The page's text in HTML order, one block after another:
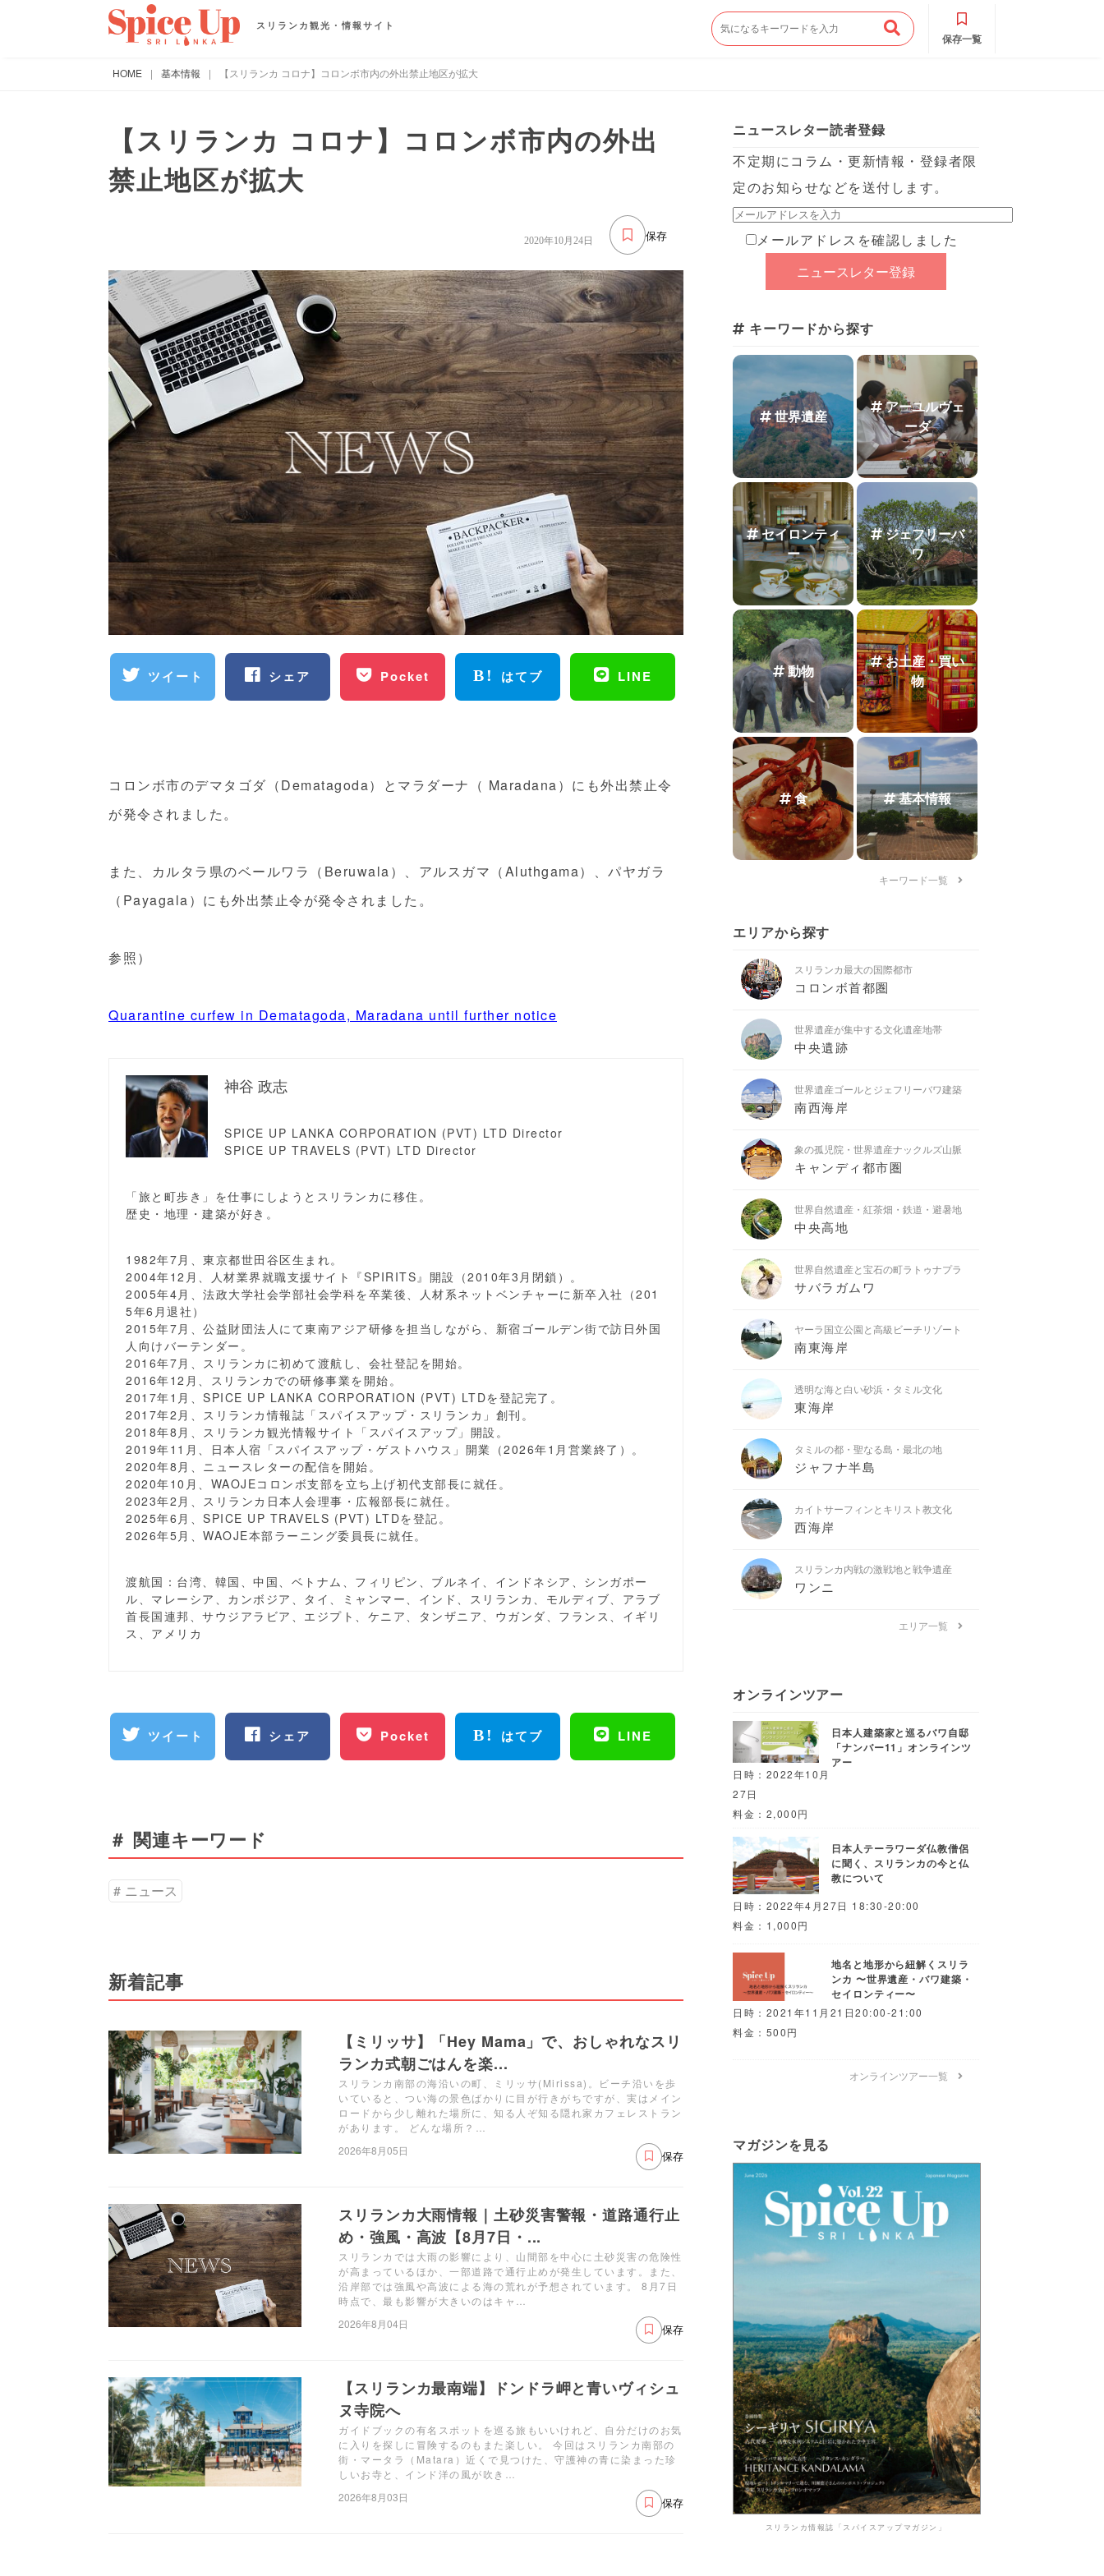
スリランカ観光・情報サイト
保存一覧
HOME | 基本情報 | 【スリランカ コロナ】コロンボ市内の外出禁止地区が拡大
【スリランカ コロナ】コロンボ市内の外出
禁止地区が拡大
保存
2020年10月24日
ツイート シェア Pocket はてブ LINE
コロンボ市のデマタゴダ（Dematagoda）とマラダーナ（ Maradana）にも外出禁止令
が発令されました。
また、カルタラ県のベールワラ（Beruwala）、アルスガマ（Aluthgama）、パヤガラ
（Payagala）にも外出禁止令が発令されました。
参照）
Quarantine curfew in Dematagoda, Maradana until further notice
神谷 政志
SPICE UP LANKA CORPORATION (PVT) LTD Director
SPICE UP TRAVELS (PVT) LTD Director
「旅と町歩き」を仕事にしようとスリランカに移住。
歴史・地理・建築が好き。
1982年7月、東京都世田谷区生まれ。
2004年12月、人材業界就職支援サイト『SPIRITS』開設（2010年3月閉鎖）。
2005年4月、法政大学社会学部社会学科を卒業後、人材系ネットベンチャーに新卒入社（201
5年6月退社）
2015年7月、公益財団法人にて東南アジア研修を担当しながら、新宿ゴールデン街で訪日外国
人向けバーテンダー。
2016年7月、スリランカに初めて渡航し、会社登記を開始。
2016年12月、スリランカでの研修事業を開始。
2017年1月、SPICE UP LANKA CORPORATION (PVT) LTDを登記完了。
2017年2月、スリランカ情報誌「スパイスアップ・スリランカ」創刊。
2018年8月、スリランカ観光情報サイト「スパイスアップ」開設。
2019年11月、日本人宿「スパイスアップ・ゲストハウス」開業（2026年1月営業終了）。
2020年8月、ニュースレターの配信を開始。
2020年10月、WAOJEコロンボ支部を立ち上げ初代支部長に就任。
2023年2月、スリランカ日本人会理事・広報部長に就任。
2025年6月、SPICE UP TRAVELS (PVT) LTDを登記。
2026年5月、WAOJE本部ラーニング委員長に就任。
渡航国：台湾、韓国、中国、ベトナム、フィリピン、ブルネイ、インドネシア、シンガポー
ル、マレーシア、カンボジア、タイ、ミャンマー、インド、スリランカ、モルディブ、アラブ
首長国連邦、サウジアラビア、エジプト、ケニア、タンザニア、ウガンダ、フランス、イギリ
ス、アメリカ
ツイート シェア Pocket はてブ LINE
＃ 関連キーワード
ニュース
新着記事
【ミリッサ】「Hey Mama」で、おしゃれなスリ
ランカ式朝ごはんを楽...
スリランカ南部の海沿いの町、ミリッサ(Mirissa)。ビーチ沿いを歩
いていると、つい海の景色ばかりに目が行きがちですが、実はメイン
ロードから少し離れた場所に、知る人ぞ知る隠れ家カフェレストラン
があります。 どんな場所？…
2026年8月05日
保存
スリランカ大雨情報｜土砂災害警報・道路通行止
め・強風・高波【8月7日・...
スリランカでは大雨の影響により、山間部を中心に土砂災害の危険性
が高まっているほか、一部道路で通行止めが発生しています。また、
沿岸部では強風や高波による海の荒れが予想されています。 8月7日
時点で、最も影響が大きいのはキャ…
2026年8月04日
保存
【スリランカ最南端】ドンドラ岬と青いヴィシュ
ヌ寺院へ
ガイドブックの有名スポットを巡る旅もいいけれど、自分だけのお気
に入りを探しに冒険するのもまた楽しい。 今回はスリランカ南部の
街・マータラ（Matara）近くで見つけた、守護神の青に染まった珍
しいお寺と、インド洋の風が吹き…
2026年8月03日
保存
ニュースレター読者登録
不定期にコラム・更新情報・登録者限
定のお知らせなどを送付します。
メールアドレスを確認しました
キーワードから探す
世界遺産
アーユルヴェ
ーダ
セイロンティ
ー
ジェフリーバ
ワ
動物
お土産・買い
物
食 基本情報
キーワード一覧
エリアから探す
スリランカ最大の国際都市
コロンボ首都圏
世界遺産が集中する文化遺産地帯
中央遺跡
世界遺産ゴールとジェフリーバワ建築
南西海岸
象の孤児院・世界遺産ナックルズ山脈
キャンディ都市圏
世界自然遺産・紅茶畑・鉄道・避暑地
中央高地
世界自然遺産と宝石の町ラトゥナプラ
サバラガムワ
ヤーラ国立公園と高級ビーチリゾート
南東海岸
透明な海と白い砂浜・タミル文化
東海岸
タミルの都・聖なる島・最北の地
ジャフナ半島
カイトサーフィンとキリスト教文化
西海岸
スリランカ内戦の激戦地と戦争遺産
ワンニ
エリア一覧
オンラインツアー
日本人建築家と巡るバワ自邸
「ナンバー11」オンラインツ
アー
日時：2022年10月
27日
料金：2,000円
日本人テーラワーダ仏教僧侶
に聞く、スリランカの今と仏
教について
日時：2022年4月27日 18:30-20:00
料金：1,000円
地名と地形から紐解くスリラ
ンカ 〜世界遺産・バワ建築・
セイロンティー〜
日時：2021年11月21日20:00-21:00
料金：500円
オンラインツアー一覧
マガジンを見る
スリランカ情報誌「スパイスアップマガジン」